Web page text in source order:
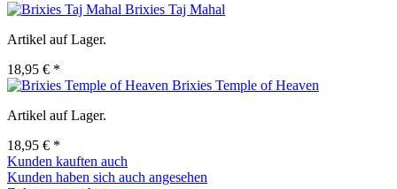
Brixies Taj Mahal
Artikel auf Lager.
18,95 € *
Brixies Temple of Heaven
Artikel auf Lager.
18,95 € *
Kunden kauften auch
Kunden haben sich auch angesehen